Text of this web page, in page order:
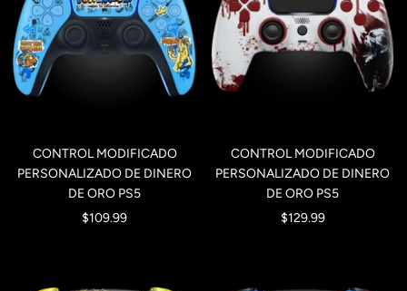
CONTROL MODIFICADO
PERSONALIZADO DE DINERO
DE ORO PS5
Precio
$109.99
CONTROL MODIFICADO
PERSONALIZADO DE DINERO
DE ORO PS5
Precio
$129.99